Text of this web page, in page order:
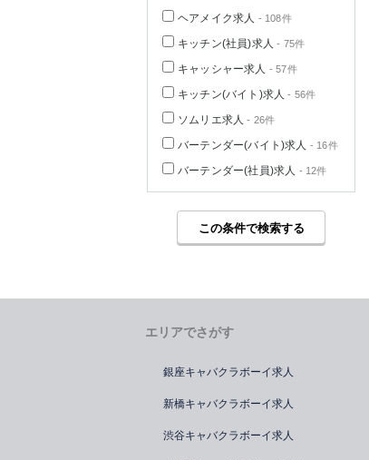
ヘアメイク求人 - 108件
キッチン(社員)求人 - 75件
キャッシャー求人 - 57件
キッチン(バイト)求人 - 56件
ソムリエ求人 - 26件
バーテンダー(バイト)求人 - 16件
バーテンダー(社員)求人 - 12件
この条件で検索する
エリアでさがす
銀座キャバクラボーイ求人
新橋キャバクラボーイ求人
渋谷キャバクラボーイ求人